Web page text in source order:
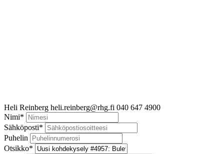
Heli Reinberg heli.reinberg@rhg.fi 040 647 4900
Nimi*
Sähköposti*
Puhelin
Otsikko*